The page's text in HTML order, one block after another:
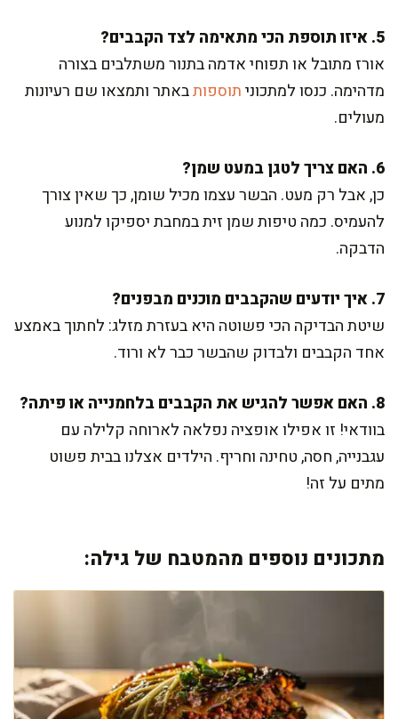
5. איזו תוספת הכי מתאימה לצד הקבבים?
אורז מתובל או תפוחי אדמה בתנור משתלבים בצורה
מדהימה. כנסו למתכוניתוספותבאתר ותמצאו שם רעיונות
מעולים.
6. האם צריך לטגן במעט שמן?
כן, אבל רק מעט. הבשר עצמו מכיל שומן, כך שאין צורך
להעמיס. כמה טיפות שמן זית במחבת יספיקו למנוע
הדבקה.
7. איך יודעים שהקבבים מוכנים מבפנים?
שיטת הבדיקה הכי פשוטה היא בעזרת מזלג: לחתוך באמצע
אחד הקבבים ולבדוק שהבשר כבר לא ורוד.
8. האם אפשר להגיש את הקבבים בלחמנייה או פיתה?
בוודאי! זו אפילו אופציה נפלאה לארוחה קלילה עם
עגבנייה, חסה, טחינה וחריף. הילדים אצלנו בבית פשוט
מתים על זה!
מתכונים נוספים מהמטבח של גילה: